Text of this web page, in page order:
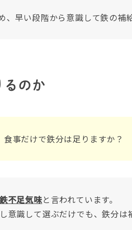
、早い段階から意識して鉄の補
るのか
食事だけで鉄分は足りますか？
不足気味と言われています。
意識して選ぶだけでも、鉄分は